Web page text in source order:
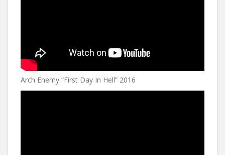
Arch Enemy “First Day In Hell” 2016